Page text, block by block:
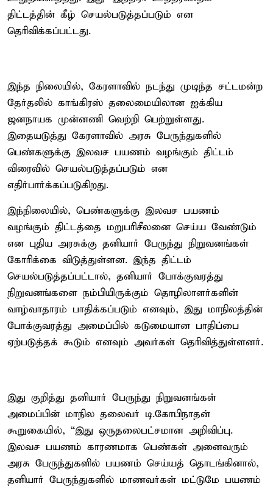
திட்டத்தின் கீழ் செயல்படுத்தப்படும் என
தெரிவிக்கப்பட்டது.
இந்த நிலையில், கேரளாவில் நடந்து முடிந்த சட்டமன்ற
தேர்தலில் காங்கிரஸ் தலைமையிலான ஐக்கிய
ஜனநாயக முன்னணி வெற்றி பெற்றுள்ளது.
இதையடுத்து கேரளாவில் அரசு பேருந்துகளில்
பெண்களுக்கு இலவச பயணம் வழங்கும் திட்டம்
விரைவில் செயல்படுத்தப்படும் என
எதிர்பார்க்கப்படுகிறது.
இந்நிலையில், பெண்களுக்கு இலவச பயணம்
வழங்கும் திட்டத்தை மறுபரிசீலனை செய்ய வேண்டும்
என புதிய அரசுக்கு தனியார் பேருந்து நிறுவனங்கள்
கோரிக்கை விடுத்துள்ளன. இந்த திட்டம்
செயல்படுத்தப்பட்டால், தனியார் போக்குவரத்து
நிறுவனங்களை நம்பியிருக்கும் தொழிலாளர்களின்
வாழ்வாதாரம் பாதிக்கப்படும் எனவும், இது மாநிலத்தின்
போக்குவரத்து அமைப்பில் கடுமையான பாதிப்பை
ஏற்படுத்தக் கூடும் எனவும் அவர்கள் தெரிவித்துள்ளனர்.
இது குறித்து தனியார் பேருந்து நிறுவனங்கள்
அமைப்பின் மாநில தலைவர் டி.கோபிநாதன்
கூறுகையில், “இது ஒருதலைபட்சமான அறிவிப்பு.
இலவச பயணம் காரணமாக பெண்கள் அனைவரும்
அரசு பேருந்துகளில் பயணம் செய்யத் தொடங்கினால்,
தனியார் பேருந்துகளில் மாணவர்கள் மட்டுமே பயணம்